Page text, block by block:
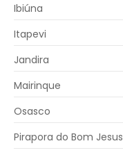
Ibiúna
Itapevi
Jandira
Mairinque
Osasco
Pirapora do Bom Jesus